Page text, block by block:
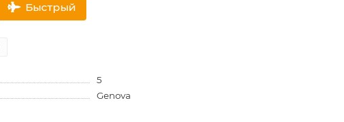
Быстрый
5
Genova